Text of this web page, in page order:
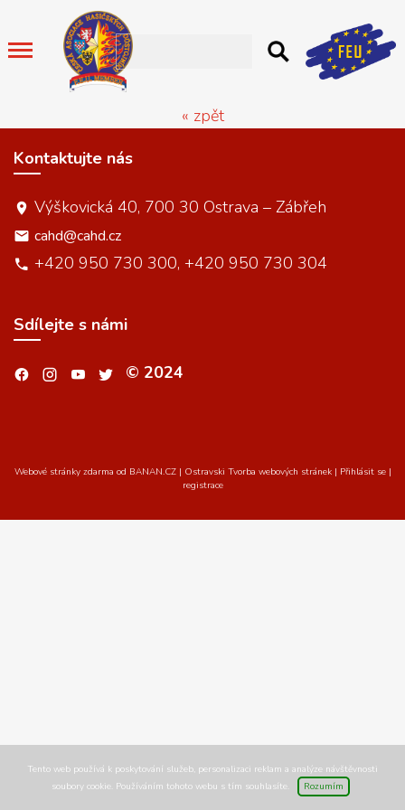
« zpět
Kontaktujte nás
Výškovická 40, 700 30 Ostrava – Zábřeh
cahd@cahd.cz
+420 950 730 300, +420 950 730 304
Sdílejte s námi
© 2024
Webové stránky zdarma od BANAN.CZ| Ostravski Tvorba webových stránek | Přihlásit se |
registrace
Tento web používá k poskytování služeb, personalizaci reklam a analýze návštěvnosti
soubory cookie. Používáním tohoto webu s tím souhlasíte.
Rozumím